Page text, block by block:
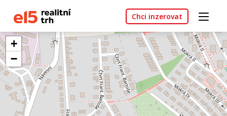
Chci inzerovat
+
−